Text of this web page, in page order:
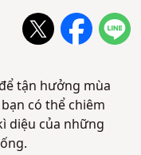
tận hưởng mùa
có thể chiêm
diệu của những